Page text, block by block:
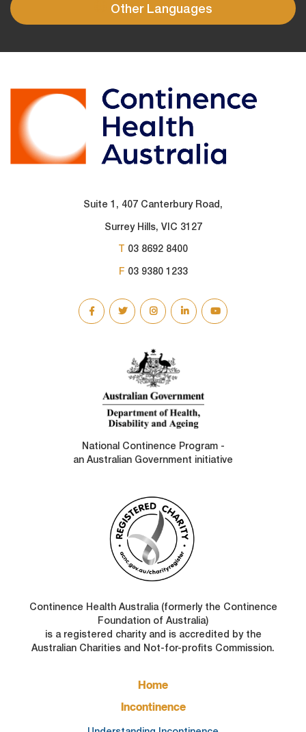
Other Languages
Suite 1, 407 Canterbury Road,
Surrey Hills, VIC 3127
T 03 8692 8400
F 03 9380 1233
National Continence Program -
an Australian Government initiative
Continence Health Australia (formerly the Continence
Foundation of Australia)
is a registered charity and is accredited by the
Australian Charities and Not-for-profits Commission.
Home
Incontinence